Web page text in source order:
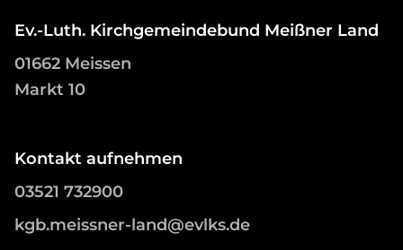
Ev.-Luth. Kirchgemeindebund Meißner Land
01662 Meissen
Markt 10
Kontakt aufnehmen
03521 732900
kgb.meissner-land@evlks.de